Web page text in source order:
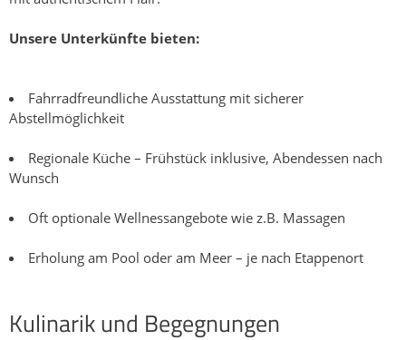
Unsere Unterkünfte bieten:
Fahrradfreundliche Ausstattung mit sicherer
Abstellmöglichkeit
Regionale Küche – Frühstück inklusive, Abendessen nach
Wunsch
Oft optionale Wellnessangebote wie z.B. Massagen
Erholung am Pool oder am Meer – je nach Etappenort
Kulinarik und Begegnungen